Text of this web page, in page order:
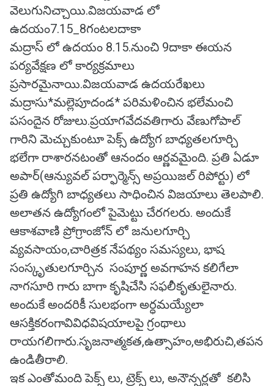
వెలుగునిచ్చాయి.విజయవాడ లో
ఉదయం7.15_8గంటలదాకా
మద్రాస్ లో ఉదయం 8.15.నుంచి 9దాకా ఈయన
పర్యవేక్షణ లో కార్యక్రమాలు
ప్రసారమైనాయి.విజయవాడ ఉదయరేఖలు
మద్రాసు*మల్లెపూదండ* పరిమళించిన భలేమంచి
పసందైన రోజులు.ప్రయాగవేదవతిగారు వేణుగోపాల్
గారిని మెచ్చుకుంటూ పెక్స్ ఉద్యోగ బాధ్యతలగూర్చి
భలేగా రాశారనటంతో ఆనందం ఆర్ణవమైంది. ప్రతి ఏడూ
అపార్(ఆన్యువల్ పర్ఫార్మెన్స్ అప్రయిజల్ రిపోర్టు) లో
ప్రతి ఉద్యోగి బాధ్యతలు సాధించిన విజయాలు తెలపాలి.
అలాతన ఉద్యోగంలో పైమెట్టు చేరగలరు. అందుకే
ఆకాశవాణి ప్రోగ్రాంజోన్ లో జనులగూర్చి
వ్యవసాయం,చారిత్రక నేపథ్యం సమస్యలు, భాష
సంస్కృతులగూర్చిన సంపూర్ణ అవగాహన కలిగేలా
నాగసూరి గారు బాగా కృషిచేసి సఫలీకృతులైనారు.
అందుకే అందరికీ సులభంగా అర్ధమయ్యేలా
ఆసక్తికరంగావివిధవిషయాలపై గ్రంథాలు
రాయగలిగారు.సృజనాత్మకత,ఉత్సాహం,అభిరుచి,తపన
ఉండితీరాలి.
ఇక ఎంతోమంది పెక్స్ లు, ట్రెక్స్ లు, అనౌన్సర్లతో కలిసి